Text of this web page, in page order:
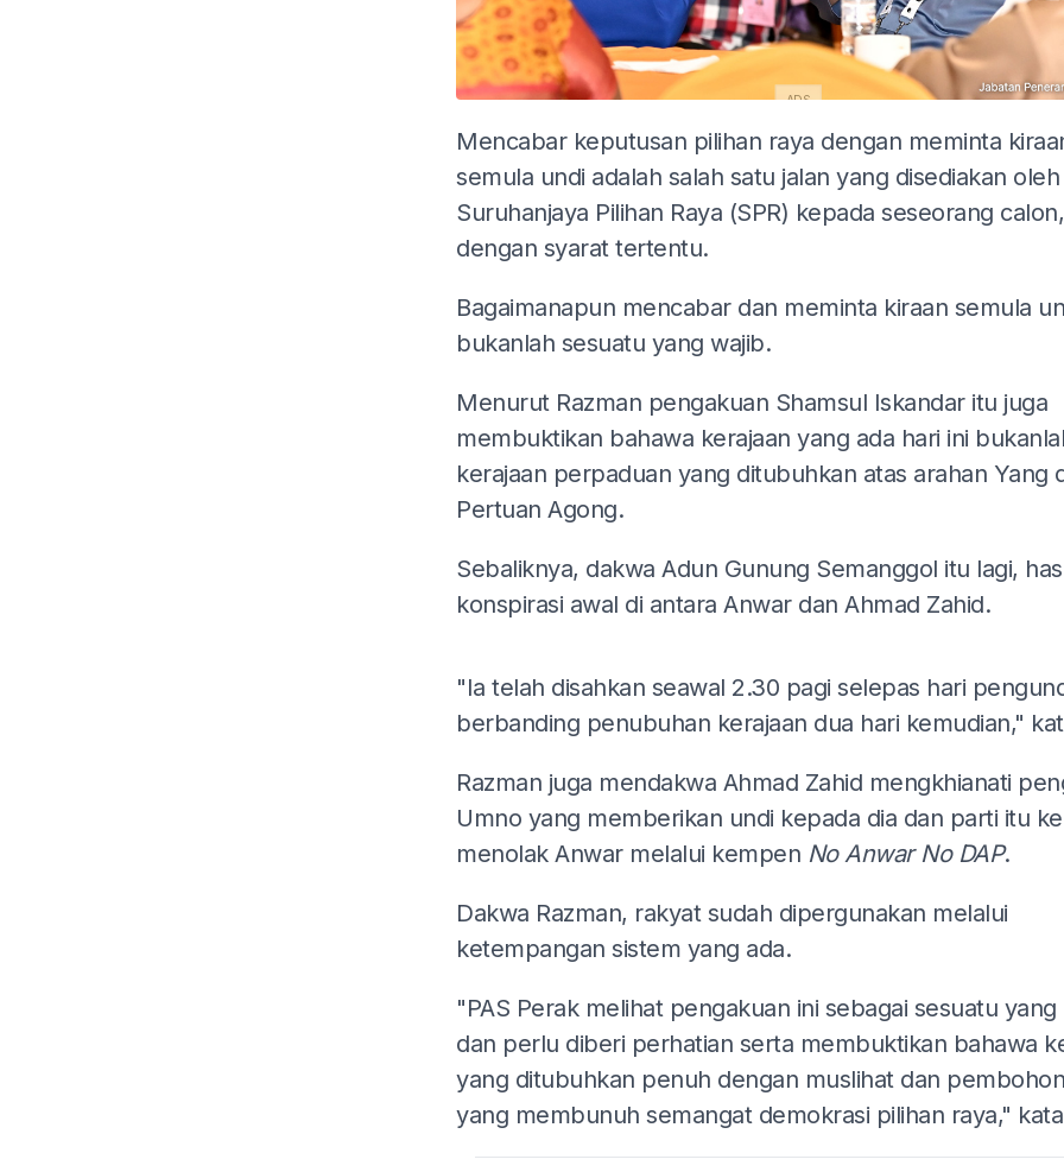
ADS
Mencabar keputusan pilihan raya dengan meminta
semula undi adalah salah satu jalan yang disediakan oleh
Suruhanjaya Pilihan Raya (SPR) kepada seseorang calon,
dengan syarat tertentu.
Bagaimanapun mencabar dan meminta kiraan semula
bukanlah sesuatu yang wajib.
Menurut Razman pengakuan Shamsul Iskandar itu juga
membuktikan bahawa kerajaan yang ada hari ini
kerajaan perpaduan yang ditubuhkan atas arahan Yang
Pertuan Agong.
Sebaliknya, dakwa Adun Gunung Semanggol itu lagi,
konspirasi awal di antara Anwar dan Ahmad Zahid.
"Ia telah disahkan seawal 2.30 pagi selepas hari
berbanding penubuhan kerajaan dua hari kemudian,"
Razman juga mendakwa Ahmad Zahid mengkhianati
Umno yang memberikan undi kepada dia dan parti itu
menolak Anwar melalui kempen No Anwar No DAP.
Dakwa Razman, rakyat sudah dipergunakan melalui
ketempangan sistem yang ada.
"PAS Perak melihat pengakuan ini sebagai sesuatu
dan perlu diberi perhatian serta membuktikan bahawa
yang ditubuhkan penuh dengan muslihat dan
yang membunuh semangat demokrasi pilihan raya,"